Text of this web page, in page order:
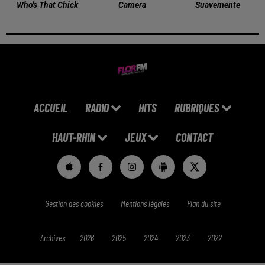
Who's That Chick Camera Suavemente
ACCUEIL RADIO HITS RUBRIQUES
HAUT-RHIN JEUX CONTACT
Gestion des cookies Mentions légales Plan du site
Archives 2026 2025 2024 2023 2022